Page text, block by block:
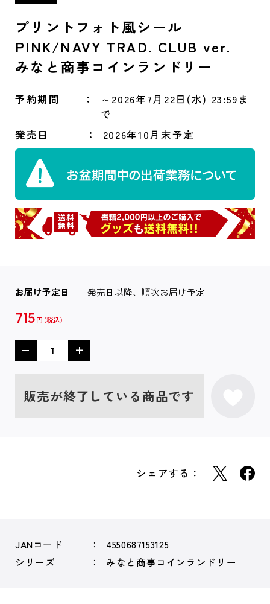
プリントフォト風シール
PINK/NAVY TRAD. CLUB ver.
みなと商事コインランドリー
予約期間
～2026年7月22日(水) 23:59ま
で
発売日
2026年10月末予定
お届け予定日 発売日以降、順次お届け予定
715 円
販売が終了している商品です
シェアする：
JANコード
4550687153125
シリーズ
みなと商事コインランドリー